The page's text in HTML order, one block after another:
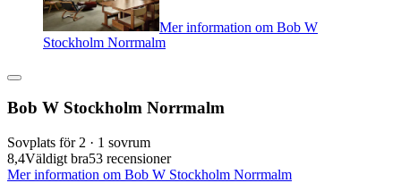
Mer information om Bob W
Stockholm Norrmalm
Bob W Stockholm Norrmalm
Sovplats för 2 · 1 sovrum
8,4Väldigt bra53 recensioner
Mer information om Bob W Stockholm Norrmalm